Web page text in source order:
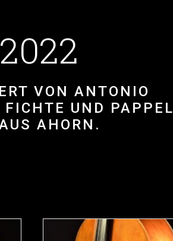
VON ANTONIO
UND PAPPEL
AHORN.